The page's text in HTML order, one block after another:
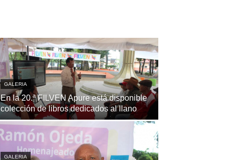
GALERIA
En la 20.ª FILVEN Apure está disponible
colección de libros dedicados al llano
GALERIA